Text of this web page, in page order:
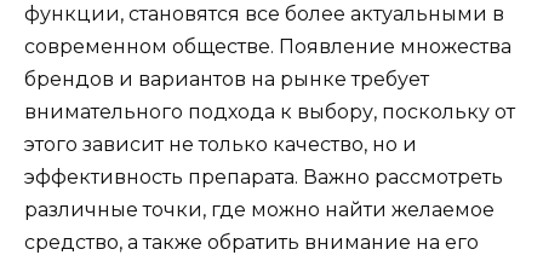
функции, становятся все более актуальными в
современном обществе. Появление множества
брендов и вариантов на рынке требует
внимательного подхода к выбору, поскольку от
этого зависит не только качество, но и
эффективность препарата. Важно рассмотреть
различные точки, где можно найти желаемое
средство, а также обратить внимание на его